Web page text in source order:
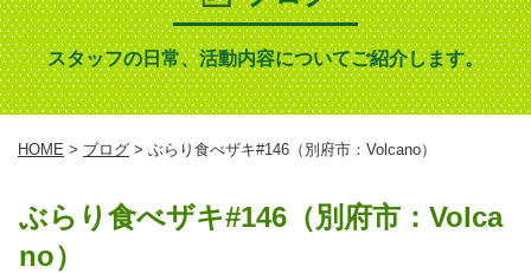
スタッフの日常、活動内容についてご紹介します。
HOME > ブログ > ぶらり食べザキ#146（別府市：Volcano）
ぶらり食べザキ#146（別府市：Volca
no）